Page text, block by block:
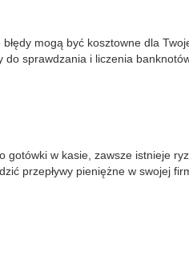
mogą być kosztowne dla
sprawdzania i liczenia
w kasie, zawsze istnieje
przepływy pieniężne w swojej